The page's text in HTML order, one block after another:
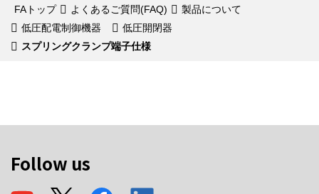
FAトップ よくあるご質問(FAQ)
製品について
低圧配電制御機器
低圧開閉器
スプリングクランプ端子仕様
Follow us